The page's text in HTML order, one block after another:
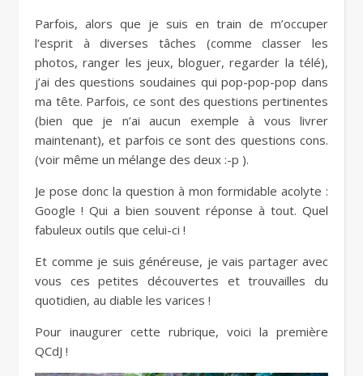
Parfois, alors que je suis en train de m’occuper
l’esprit à diverses tâches (comme classer les
photos, ranger les jeux, bloguer, regarder la télé),
j’ai des questions soudaines qui pop-pop-pop dans
ma tête. Parfois, ce sont des questions pertinentes
(bien que je n’ai aucun exemple à vous livrer
maintenant), et parfois ce sont des questions cons.
(voir même un mélange des deux :-p ).
Je pose donc la question à mon formidable acolyte :
Google ! Qui a bien souvent réponse à tout. Quel
fabuleux outils que celui-ci !
Et comme je suis généreuse, je vais partager avec
vous ces petites découvertes et trouvailles du
quotidien, au diable les varices !
Pour inaugurer cette rubrique, voici la première
QCdJ !